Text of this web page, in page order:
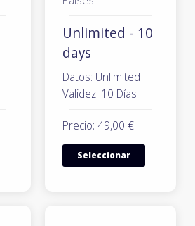
Unlimited - 10
days
Datos: Unlimited
Validez: 10 Días
Precio: 49,00 €
Seleccionar